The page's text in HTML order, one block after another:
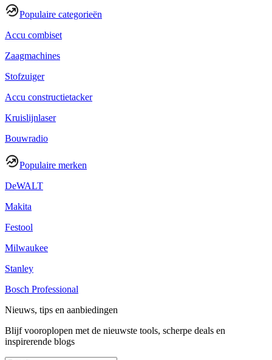
Populaire categorieën
Accu combiset
Zaagmachines
Stofzuiger
Accu constructietacker
Kruislijnlaser
Bouwradio
Populaire merken
DeWALT
Makita
Festool
Milwaukee
Stanley
Bosch Professional
Nieuws, tips en aanbiedingen
Blijf vooroplopen met de nieuwste tools, scherpe deals en
inspirerende blogs